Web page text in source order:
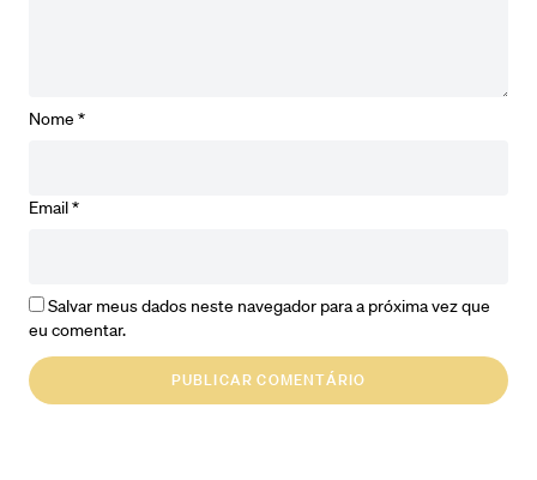
Nome *
Email*
Salvar meus dados neste navegador para a próxima vez que
eu comentar.